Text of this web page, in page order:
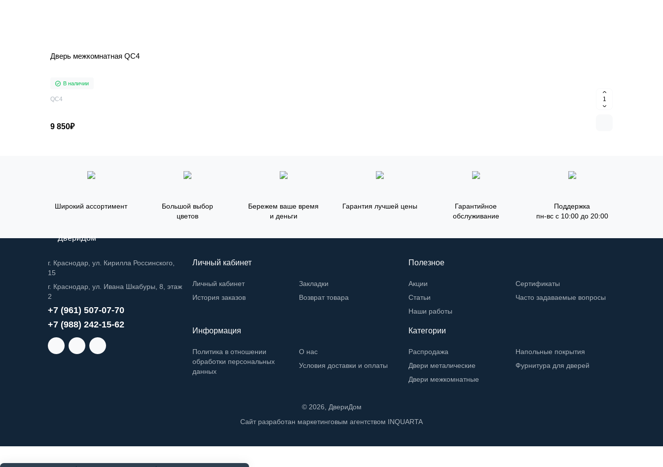
Дверь межкомнатная QC4
В наличии
QC4
9 850₽
Широкий ассортимент
Большой выбор
цветов
Бережем ваше время
и деньги
Гарантия лучшей цены
Гарантийное
обслуживание
Поддержка
пн-вс с 10:00 до 20:00
ДвериДом
г. Краснодар, ул. Кирилла Россинского,
15
г. Краснодар, ул. Ивана Шкабуры, 8, этаж
2
+7 (961) 507-07-70
+7 (988) 242-15-62
Личный кабинет
Личный кабинет
История заказов
Закладки
Возврат товара
Полезное
Акции
Статьи
Наши работы
Сертификаты
Часто задаваемые вопросы
Информация
Политика в отношении
обработки персональных
данных
О нас
Условия доставки и оплаты
Категории
Распродажа
Двери металические
Двери межкомнатные
Напольные покрытия
Фурнитура для дверей
© 2026 , ДвериДом
Сайт разработан маркетинговым агентством INQUARTA